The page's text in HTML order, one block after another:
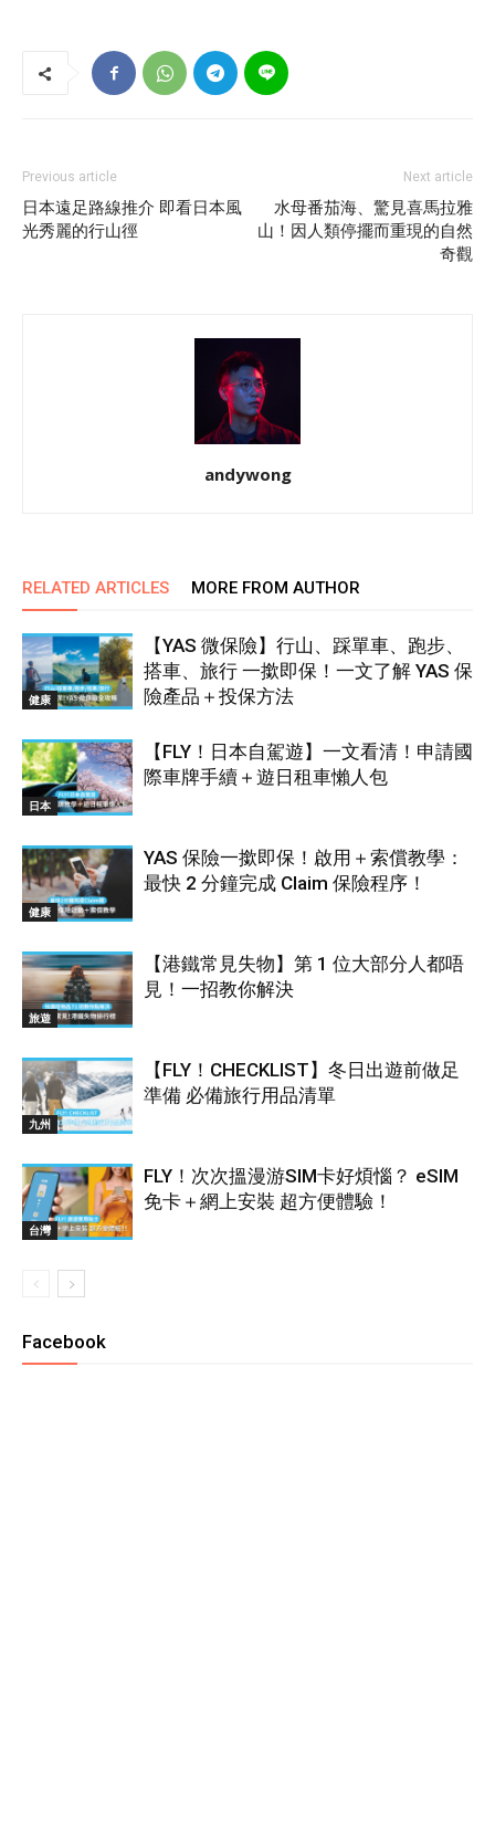
Previous article
日本遠足路線推介 即看日本風
光秀麗的行山徑
Next article
水母番茄海、驚見喜馬拉雅
山！因人類停擺而重現的自然
奇觀
andywong
RELATED ARTICLES MORE FROM AUTHOR
健康
【YAS 微保險】行山、踩單車、跑步、
搭車、旅行 一撳即保！一文了解 YAS 保
險產品＋投保方法
日本
【FLY！日本自駕遊】一文看清！申請國
際車牌手續＋遊日租車懶人包
健康
YAS 保險一撳即保！啟用＋索償教學：
最快 2 分鐘完成 Claim 保險程序！
旅遊
【港鐵常見失物】第 1 位大部分人都唔
見！一招教你解決
九州
【FLY！CHECKLIST】冬日出遊前做足
準備 必備旅行用品清單
台灣
FLY！次次搵漫游SIM卡好煩惱？ eSIM
免卡＋網上安裝 超方便體驗！
Facebook